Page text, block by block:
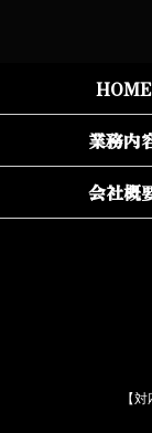
HOME
業務内
会社概
【